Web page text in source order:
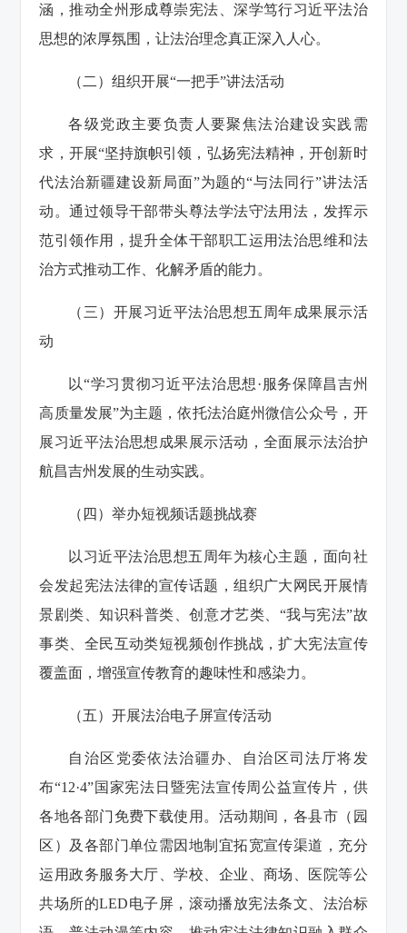
涵，推动全州形成尊崇宪法、深学笃行习近平法治
思想的浓厚氛围，让法治理念真正深入人心。
（二）组织开展“一把手”讲法活动
各级党政主要负责人要聚焦法治建设实践需
求，开展“坚持旗帜引领，弘扬宪法精神，开创新时
代法治新疆建设新局面”为题的“与法同行”讲法活
动。通过领导干部带头尊法学法守法用法，发挥示
范引领作用，提升全体干部职工运用法治思维和法
治方式推动工作、化解矛盾的能力。
（三）开展习近平法治思想五周年成果展示活
动
以“学习贯彻习近平法治思想·服务保障昌吉州
高质量发展”为主题，依托法治庭州微信公众号，开
展习近平法治思想成果展示活动，全面展示法治护
航昌吉州发展的生动实践。
（四）举办短视频话题挑战赛
以习近平法治思想五周年为核心主题，面向社
会发起宪法法律的宣传话题，组织广大网民开展情
景剧类、知识科普类、创意才艺类、“我与宪法”故
事类、全民互动类短视频创作挑战，扩大宪法宣传
覆盖面，增强宣传教育的趣味性和感染力。
（五）开展法治电子屏宣传活动
自治区党委依法治疆办、自治区司法厅将发
布“12·4”国家宪法日暨宪法宣传周公益宣传片，供
各地各部门免费下载使用。活动期间，各县市（园
区）及各部门单位需因地制宜拓宽宣传渠道，充分
运用政务服务大厅、学校、企业、商场、医院等公
共场所的LED电子屏，滚动播放宪法条文、法治标